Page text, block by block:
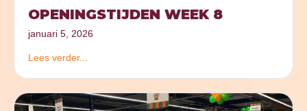
OPENINGSTIJDEN WEEK 8
januari 5, 2026
Lees verder...